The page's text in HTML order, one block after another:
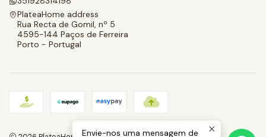
PlateaHome address
Rua Recta de Gomil, nº 5
4595-144 Paços de Ferreira
Porto - Portugal
Envie-nos uma mensagem de